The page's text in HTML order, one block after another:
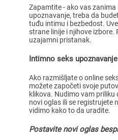
Zapamtite - ako vas
upoznavanje, treba da
tuđu intimu i bezbedost.
strane linije i njihove izbore.
uzajamni pristanak.
Intimno seks
Ako razmišljate o online
možete započeti svoje
klikova. Nudimo vam
novi oglas ili se registrujete
vidimo kako to da uradite.
Postavite novi oglas